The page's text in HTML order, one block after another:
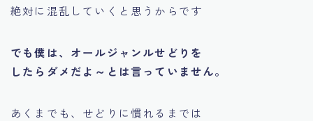
絶対に混乱していくと思うからです
でも僕は、オールジャンルせどりを
したらダメだよ～とは言っていません。
あくまでも、 せどりに慣れるまでは